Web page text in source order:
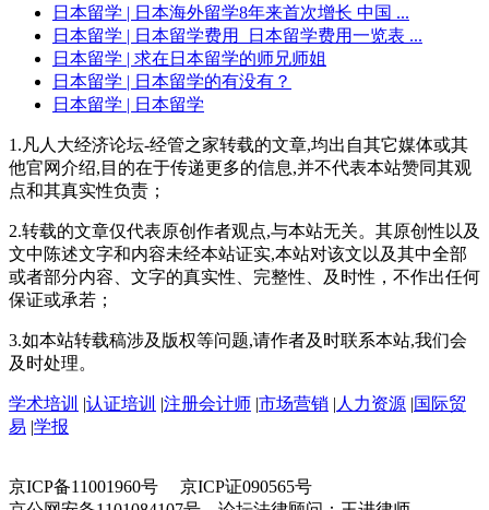
日本留学 | 日本海外留学8年来首次增长 中国 ...
日本留学 | 日本留学费用_日本留学费用一览表 ...
日本留学 | 求在日本留学的师兄师姐
日本留学 | 日本留学的有没有？
日本留学 | 日本留学
1.凡人大经济论坛-经管之家转载的文章,均出自其它媒体或其
他官网介绍,目的在于传递更多的信息,并不代表本站赞同其观
点和其真实性负责；
2.转载的文章仅代表原创作者观点,与本站无关。其原创性以及
文中陈述文字和内容未经本站证实,本站对该文以及其中全部
或者部分内容、文字的真实性、完整性、及时性，不作出任何
保证或承若；
3.如本站转载稿涉及版权等问题,请作者及时联系本站,我们会
及时处理。
学术培训 |认证培训 |注册会计师 |市场营销 | 人力资源 |国际贸
易 |学报
京ICP备11001960号 京ICP证090565号